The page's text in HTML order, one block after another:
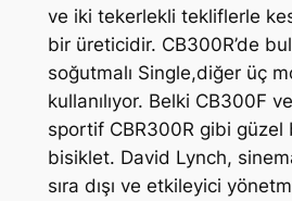
ve iki tekerlekli tekliflerle
bir üreticidir. CB300R’de
soğutmalı Single,diğer üç
kullanılıyor. Belki CB300F
sportif CBR300R gibi
bisiklet. David Lynch,
sıra dışı ve etkileyici